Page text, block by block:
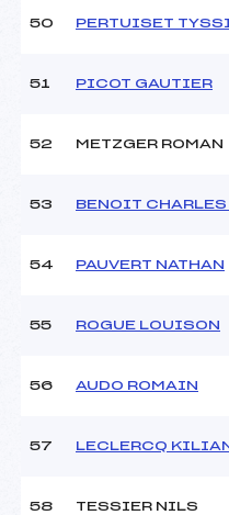
50 PERTUISET
51 PICOT GAUTIER
52 METZGER ROMAN
53 BENOIT CHARLES
54 PAUVERT NATHAN
55 ROGUE LOUISON
56 AUDO ROMAIN
57 LECLERCQ
58 TESSIER NILS